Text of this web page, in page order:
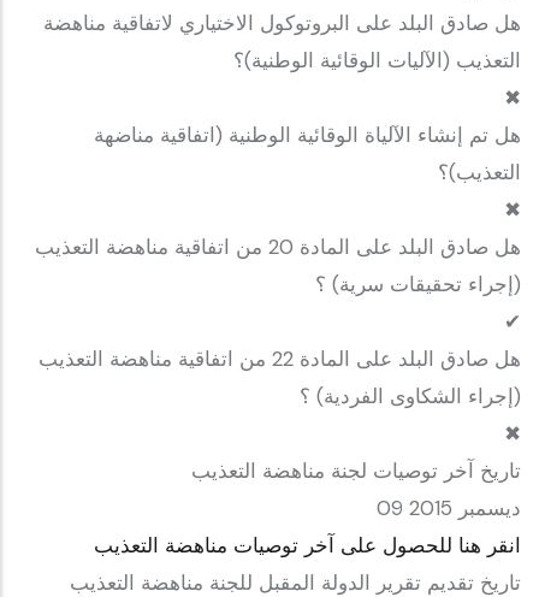
هل صادق البلد على البروتوكول الاختياري لاتفاقية مناهضة
التعذيب (الآليات الوقائية الوطنية)؟
✖
هل تم إنشاء الآلياة الوقائية الوطنية (اتفاقية مناضهة
التعذيب)؟
✖
هل صادق البلد على المادة 20 من اتفاقية مناهضة التعذيب
(إجراء تحقيقات سرية) ؟
✔
هل صادق البلد على المادة 22 من اتفاقية مناهضة التعذيب
(إجراء الشكاوى الفردية) ؟
✖
تاريخ آخر توصيات لجنة مناهضة التعذيب
09 ديسمبر 2015
انقر هنا للحصول على آخر توصيات مناهضة التعذيب
تاريخ تقديم تقرير الدولة المقبل للجنة مناهضة التعذيب